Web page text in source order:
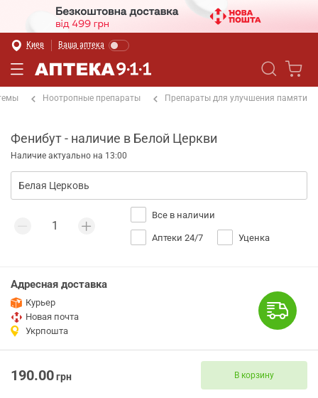
Киев Ваша аптека
Ноотропные препараты Препараты для улучшения памяти
Фенибут - наличие в Белой Церкви
Наличие актуально на 13:00
Все в наличии
Аптеки 24/7 Уценка
Адресная доставка
Курьер
Новая почта
Укрпошта
190.00грн В корзину